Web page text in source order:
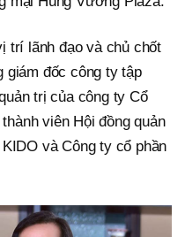
trí lãnh đạo và chủ chốt
giám đốc công ty tập
trị của công ty Cổ
viên Hội đồng quản
và Công ty cổ phần